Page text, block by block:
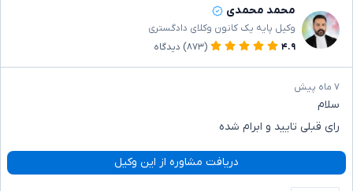
محمد محمدی
وکیل پایه یک کانون وکلای دادگستری
۴.۹
(۸۷۳) دیدگاه
۷ ماه پیش
سلام
رای قبلی تایید و ابرام شده
دریافت مشاوره از این وکیل